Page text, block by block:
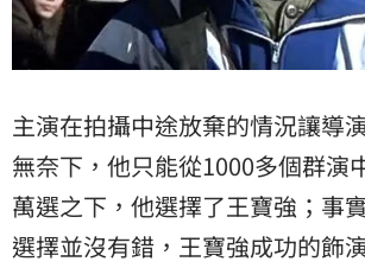
主演在拍攝中途放棄的情況讓導
無奈下，他只能從1000多個群演
萬選之下，他選擇了王寶強；事
選擇並沒有錯，王寶強成功的飾